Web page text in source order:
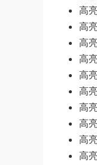
高
高
高
高
高
高
高
高
高
高